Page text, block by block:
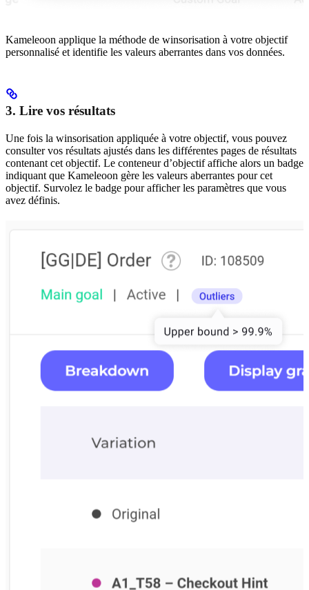
Kameleoon applique la méthode de winsorisation à votre objectif
personnalisé et identifie les valeurs aberrantes dans vos données.
3. Lire vos résultats
Une fois la winsorisation appliquée à votre objectif, vous pouvez
consulter vos résultats ajustés dans les différentes pages de résultats
contenant cet objectif. Le conteneur d’objectif affiche alors un badge
indiquant que Kameleoon gère les valeurs aberrantes pour cet
objectif. Survolez le badge pour afficher les paramètres que vous
avez définis.